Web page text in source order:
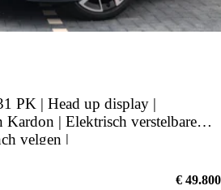
PK | Head up display |
Kardon | Elektrisch verstelbare
velgen |
€ 49.800